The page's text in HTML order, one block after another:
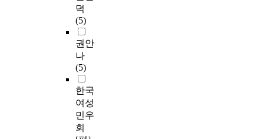
덕
(5)
권안
나
(5)
한국
여성
민우
회